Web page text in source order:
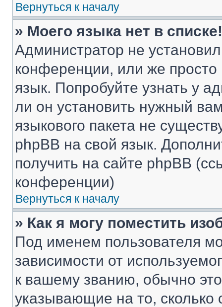
Вернуться к началу
» Моего языка нет в списке!
Администратор не
конференции, или же
язык. Попробуйте узнать у
ли он установить нужный
языкового пакета не
phpBB на свой язык.
получить на сайте phpBB
конференции)
Вернуться к началу
» Как я могу поместить
Под именем пользователя
зависимости от
к вашему званию, обычно это
указывающие на то,